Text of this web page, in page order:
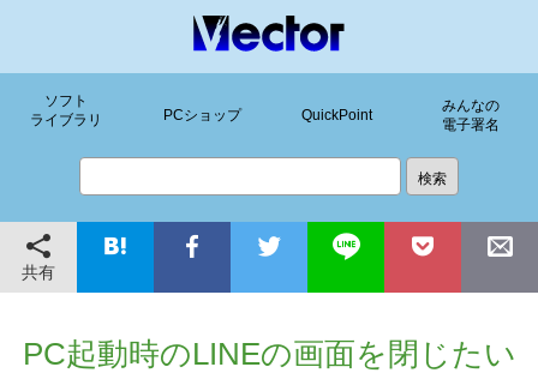
ソフト
ライブラリ
PCショップ QuickPoint
みんなの
電子署名
共有
PC起動時のLINEの画面を閉じたい